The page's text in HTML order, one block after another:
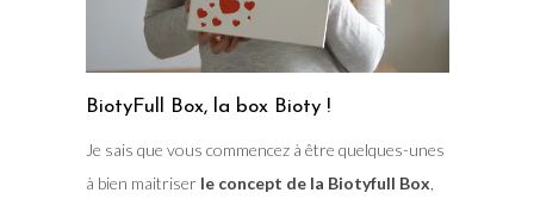
BiotyFull Box, la box Bioty !
Je sais que vous commencez à être quelques-unes
à bien maitriser le concept de la Biotyfull Box